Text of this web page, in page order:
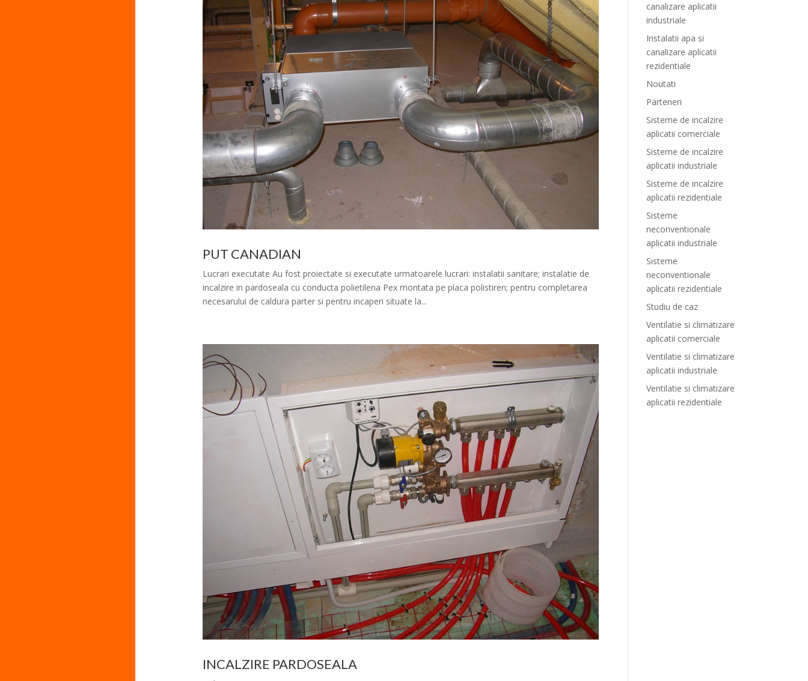
PUT CANADIAN
Lucrari executate Au fost proiectate si executate urmatoarele lucrari: instalatii sanitare; instalatie de
incalzire in pardoseala cu conducta polietilena Pex montata pe placa polistiren; pentru completarea
necesarului de caldura parter si pentru incaperi situate la...
INCALZIRE PARDOSEALA
canalizare aplicatii
industriale
Instalatii apa si
canalizare aplicatii
rezidentiale
Noutati
Parteneri
Sisteme de incalzire
aplicatii comerciale
Sisteme de incalzire
aplicatii industriale
Sisteme de incalzire
aplicatii rezidentiale
Sisteme
neconventionale
aplicatii industriale
Sisteme
neconventionale
aplicatii rezidentiale
Studiu de caz
Ventilatie si climatizare
aplicatii comerciale
Ventilatie si climatizare
aplicatii industriale
Ventilatie si climatizare
aplicatii rezidentiale